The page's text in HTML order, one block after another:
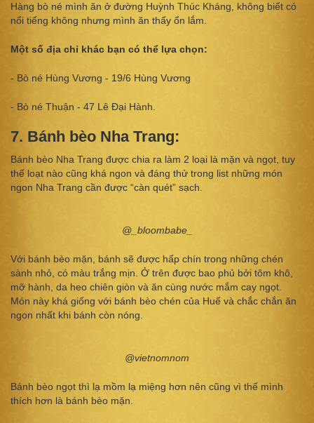
Hàng bò né mình ăn ở đường Huỳnh Thúc Kháng, không biết có
nổi tiếng không nhưng mình ăn thấy ổn lắm.
Một số địa chỉ khác bạn có thể lựa chọn:
- Bò né Hùng Vương - 19/6 Hùng Vương
- Bò né Thuận - 47 Lê Đại Hành.
7. Bánh bèo Nha Trang:
Bánh bèo Nha Trang được chia ra làm 2 loại là mặn và ngọt, tuy
thế loạt nào cũng khá ngon và đáng thử trong list những món
ngon Nha Trang cần được “càn quét” sạch.
@_bloombabe_
Với bánh bèo mặn, bánh sẽ được hấp chín trong những chén
sành nhỏ, có màu trắng mịn. Ở trên được bao phủ bởi tôm khô,
mỡ hành, da heo chiên giòn và ăn cùng nước mắm cay ngọt.
Món này khá giống với bánh bèo chén của Huế và chắc chắn ăn
ngon nhất khi bánh còn nóng.
@vietnomnom
Bánh bèo ngọt thì lạ mồm lạ miệng hơn nên cũng vì thế mình
thích hơn là bánh bèo mặn.